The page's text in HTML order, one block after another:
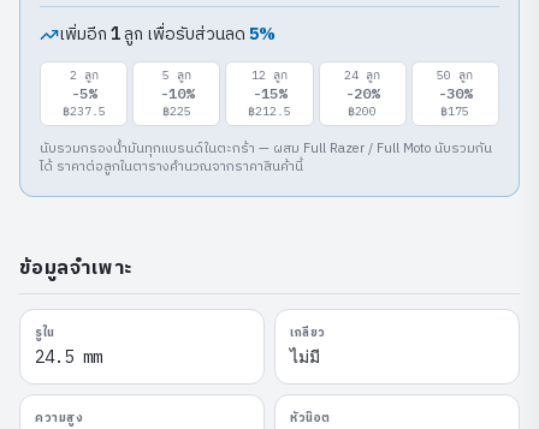
เพิ่มอีก 1ลูก เพื่อรับส่วนลด5%
2 ลูก
-5%
฿237.5
5 ลูก
-10%
฿225
12 ลูก
-15%
฿212.5
24 ลูก
-20%
฿200
50 ลูก
-30%
฿175
นับรวมกรองน้ำมันทุกแบรนด์ในตะกร้า — ผสม Full Razer / Full Moto นับรวมกัน
ได้ ราคาต่อลูกในตารางคำนวณจากราคาสินค้านี้
ข้อมูลจำเพาะ
รูใน
24.5 mm
เกลียว
ไม่มี
ความสูง หัวน๊อต